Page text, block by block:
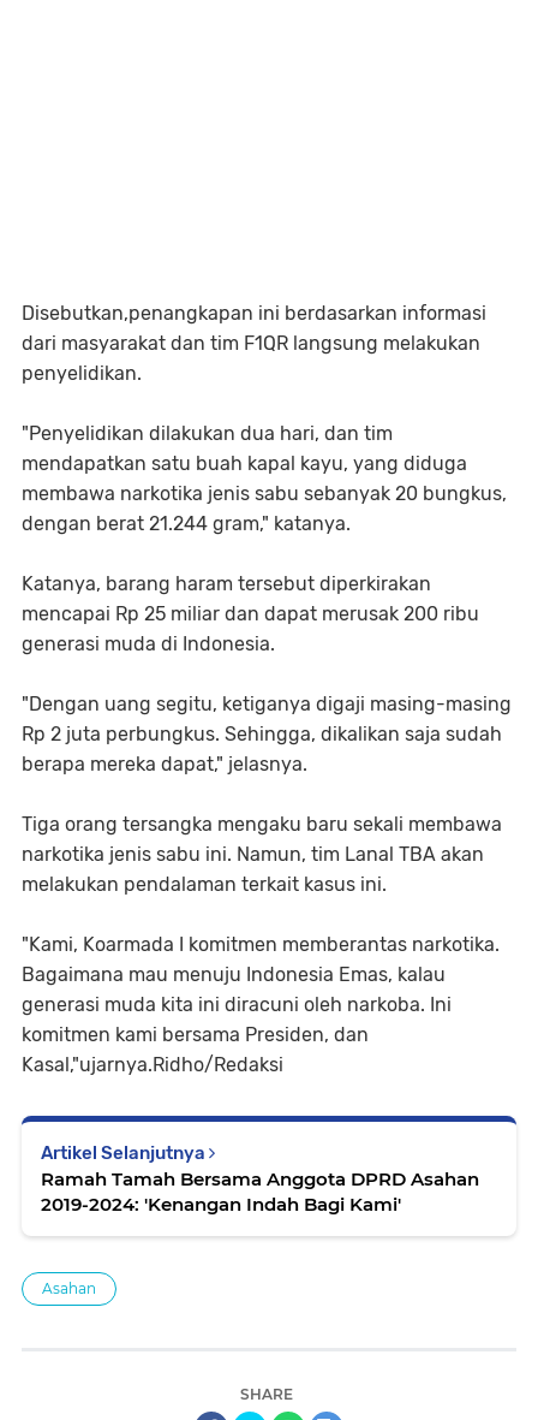
Disebutkan,penangkapan ini berdasarkan informasi
dari masyarakat dan tim F1QR langsung melakukan
penyelidikan.
"Penyelidikan dilakukan dua hari, dan tim
mendapatkan satu buah kapal kayu, yang diduga
membawa narkotika jenis sabu sebanyak 20 bungkus,
dengan berat 21.244 gram," katanya.
Katanya, barang haram tersebut diperkirakan
mencapai Rp 25 miliar dan dapat merusak 200 ribu
generasi muda di Indonesia.
"Dengan uang segitu, ketiganya digaji masing-masing
Rp 2 juta perbungkus. Sehingga, dikalikan saja sudah
berapa mereka dapat," jelasnya.
Tiga orang tersangka mengaku baru sekali membawa
narkotika jenis sabu ini. Namun, tim Lanal TBA akan
melakukan pendalaman terkait kasus ini.
"Kami, Koarmada I komitmen memberantas narkotika.
Bagaimana mau menuju Indonesia Emas, kalau
generasi muda kita ini diracuni oleh narkoba. Ini
komitmen kami bersama Presiden, dan
Kasal,"ujarnya.Ridho/Redaksi
Artikel Selanjutnya
Ramah Tamah Bersama Anggota DPRD Asahan
2019-2024: 'Kenangan Indah Bagi Kami'
Asahan
SHARE